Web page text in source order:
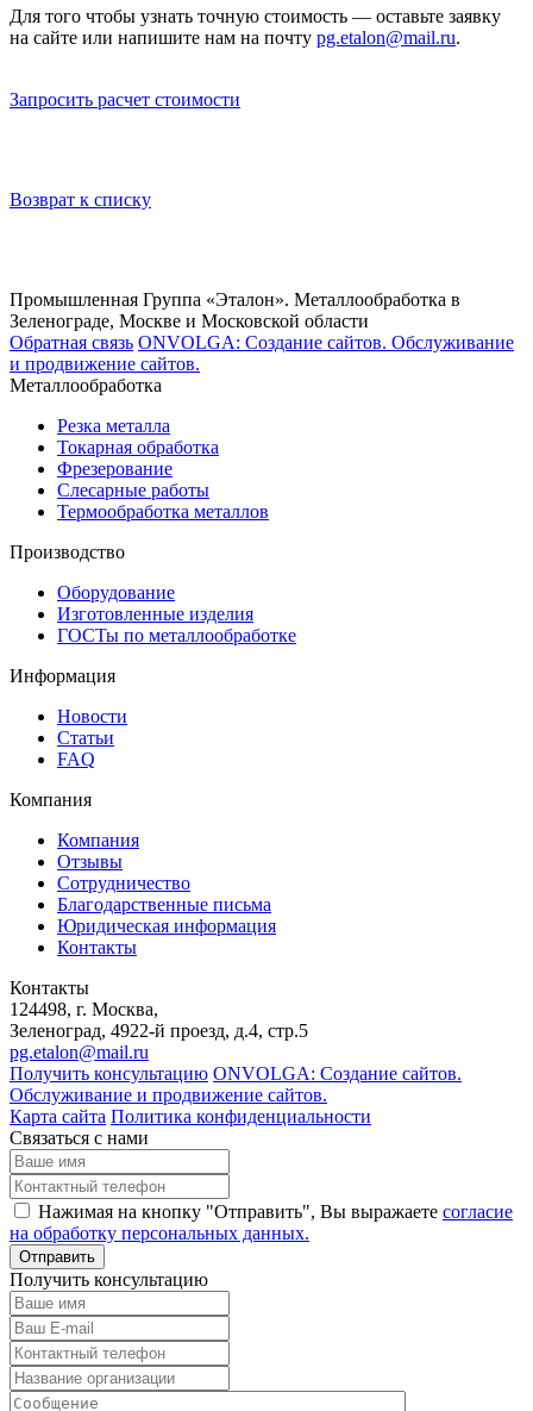
Для того чтобы узнать точную стоимость — оставьте заявку
на сайте или напишите нам на почту pg.etalon@mail.ru.
Запросить расчет стоимости
Возврат к списку
Промышленная Группа «Эталон». Металлообработка в
Зеленограде, Москве и Московской области
Обратная связь ONVOLGA: Создание сайтов. Обслуживание
и продвижение сайтов.
Металлообработка
Резка металла
Токарная обработка
Фрезерование
Слесарные работы
Термообработка металлов
Производство
Оборудование
Изготовленные изделия
ГОСТы по металлообработке
Информация
Новости
Статьи
FAQ
Компания
Компания
Отзывы
Сотрудничество
Благодарственные письма
Юридическая информация
Контакты
Контакты
124498, г. Москва,
Зеленоград, 4922-й проезд, д.4, стр.5
pg.etalon@mail.ru
Получить консультацию ONVOLGA: Создание сайтов.
Обслуживание и продвижение сайтов.
Карта сайта Политика конфиденциальности
Связаться с нами
Нажимая на кнопку "Отправить", Вы выражаете согласие
на обработку персональных данных.
Отправить
Получить консультацию